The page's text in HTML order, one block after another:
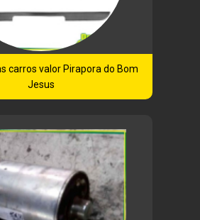
carros valor Pirapora do Bom
Jesus